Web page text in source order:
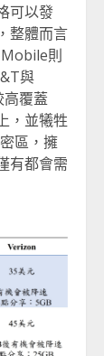
可以發
整體而言
則
與
覆蓋
，並犧牲
區，擁
有都會需